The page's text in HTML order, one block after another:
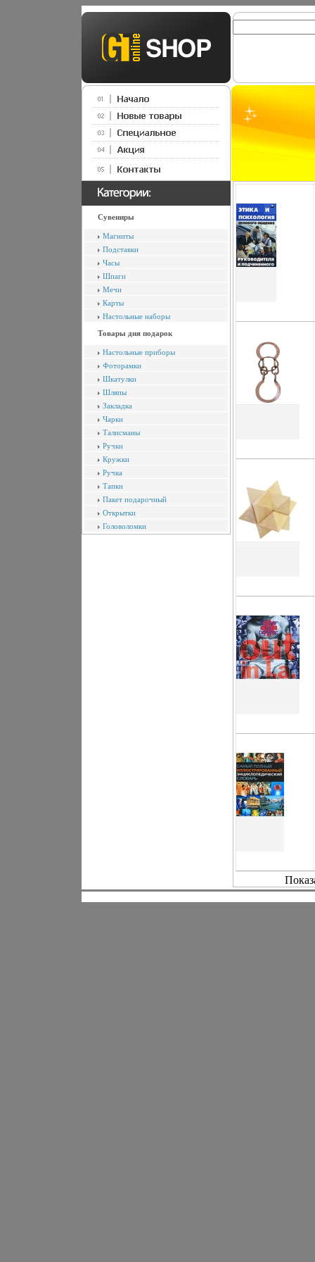
Сувениры
Магниты
Подставки
Часы
Шпаги
Мечи
Карты
Настольные наборы
Товары дня подарок
Настольные приборы
Фоторамки
Шкатулки
Шляпы
Закладка
Чарки
Талисманы
Ручки
Кружки
Ручка
Тапки
Пакет подарочный
Открытки
Головоломки